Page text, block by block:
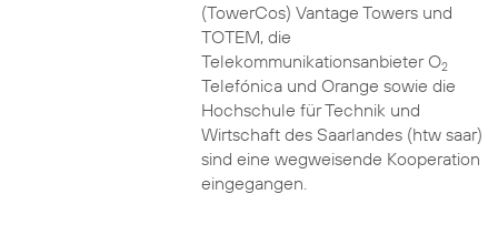
(TowerCos) Vantage Towers und
TOTEM, die
Telekommunikationsanbieter O2
Telefónica und Orange sowie die
Hochschule für Technik und
Wirtschaft des Saarlandes (htw saar)
sind eine wegweisende Kooperation
eingegangen.